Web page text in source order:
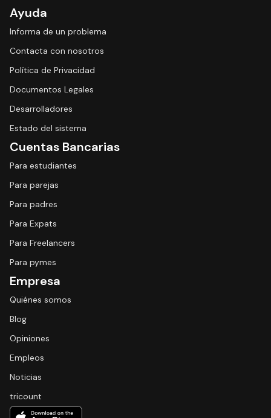
Ayuda
Informa de un problema
Contacta con nosotros
Política de Privacidad
Documentos Legales
Desarrolladores
Estado del sistema
Cuentas Bancarias
Para estudiantes
Para parejas
Para padres
Para Expats
Para Freelancers
Para pymes
Empresa
Quiénes somos
Blog
Opiniones
Empleos
Noticias
tricount